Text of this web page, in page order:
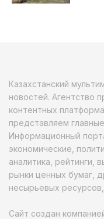
Казахстанский
новостей. Агентство
контентных
представляем
Информационный
экономические,
аналитика, рейтинги,
рынки ценных бумаг,
несырьевых
Сайт создан